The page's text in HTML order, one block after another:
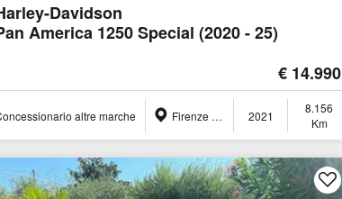
Davidson
America 1250 Special (2020 - 25)
€ 14.990
altre marche Firenze (FI) 2021
8.156
Km